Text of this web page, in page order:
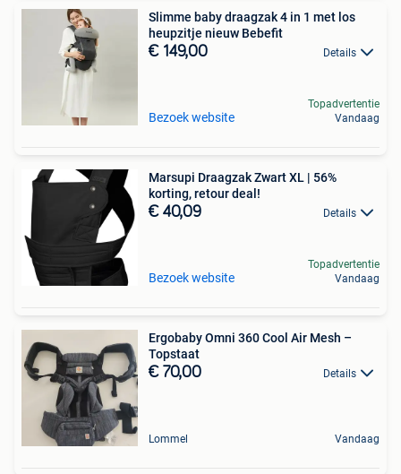
Slimme baby draagzak 4 in 1 met los
heupzitje nieuw Bebefit
€ 149,00 Details
Bezoek website
Topadvertentie
Vandaag
Marsupi Draagzak Zwart XL | 56%
korting, retour deal!
€ 40,09 Details
Bezoek website
Topadvertentie
Vandaag
Ergobaby Omni 360 Cool Air Mesh –
Topstaat
€ 70,00 Details
Lommel Vandaag